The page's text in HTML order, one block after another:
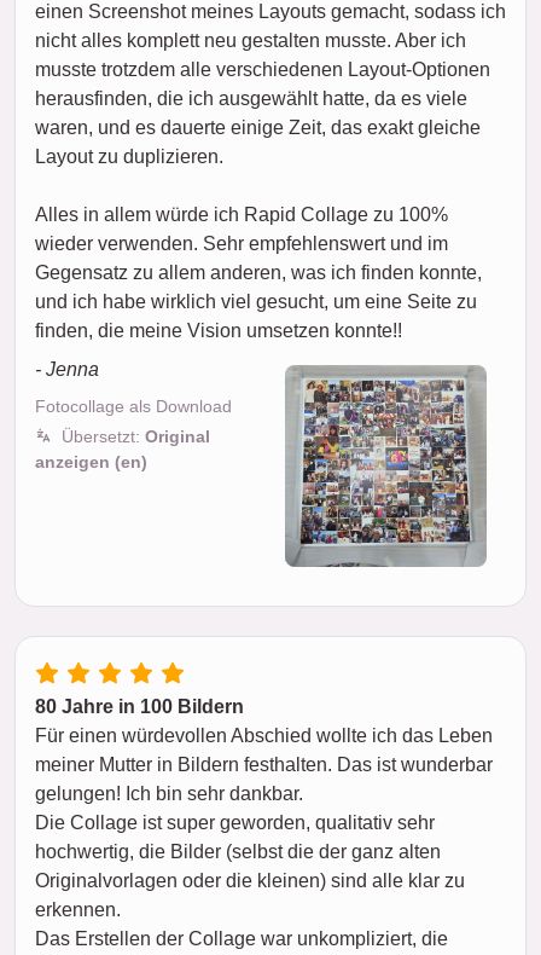
einen Screenshot meines Layouts gemacht, sodass ich
nicht alles komplett neu gestalten musste. Aber ich
musste trotzdem alle verschiedenen Layout-Optionen
herausfinden, die ich ausgewählt hatte, da es viele
waren, und es dauerte einige Zeit, das exakt gleiche
Layout zu duplizieren.
Alles in allem würde ich Rapid Collage zu 100%
wieder verwenden. Sehr empfehlenswert und im
Gegensatz zu allem anderen, was ich finden konnte,
und ich habe wirklich viel gesucht, um eine Seite zu
finden, die meine Vision umsetzen konnte!!
- Jenna
Fotocollage als Download
Übersetzt: Original
anzeigen (en)
80 Jahre in 100 Bildern
Für einen würdevollen Abschied wollte ich das Leben
meiner Mutter in Bildern festhalten. Das ist wunderbar
gelungen! Ich bin sehr dankbar.
Die Collage ist super geworden, qualitativ sehr
hochwertig, die Bilder (selbst die der ganz alten
Originalvorlagen oder die kleinen) sind alle klar zu
erkennen.
Das Erstellen der Collage war unkompliziert, die